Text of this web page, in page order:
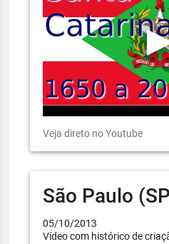
Veja direto no Youtube
São Paulo
05/10/2013
Vídeo com histórico de